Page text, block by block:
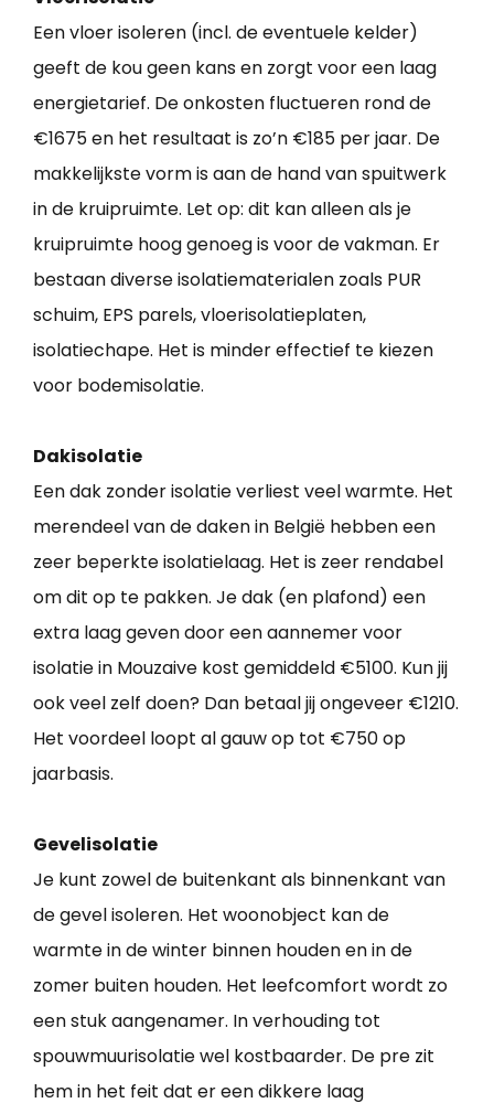
Een vloer isoleren (incl. de eventuele kelder)
geeft de kou geen kans en zorgt voor een laag
energietarief. De onkosten fluctueren rond de
€1675 en het resultaat is zo’n €185 per jaar. De
makkelijkste vorm is aan de hand van spuitwerk
in de kruipruimte. Let op: dit kan alleen als je
kruipruimte hoog genoeg is voor de vakman. Er
bestaan diverse isolatiematerialen zoals PUR
schuim, EPS parels, vloerisolatieplaten,
isolatiechape. Het is minder effectief te kiezen
voor bodemisolatie.
Dakisolatie
Een dak zonder isolatie verliest veel warmte. Het
merendeel van de daken in België hebben een
zeer beperkte isolatielaag. Het is zeer rendabel
om dit op te pakken. Je dak (en plafond) een
extra laag geven door een aannemer voor
isolatie in Mouzaive kost gemiddeld €5100. Kun jij
ook veel zelf doen? Dan betaal jij ongeveer €1210.
Het voordeel loopt al gauw op tot €750 op
jaarbasis.
Gevelisolatie
Je kunt zowel de buitenkant als binnenkant van
de gevel isoleren. Het woonobject kan de
warmte in de winter binnen houden en in de
zomer buiten houden. Het leefcomfort wordt zo
een stuk aangenamer. In verhouding tot
spouwmuurisolatie wel kostbaarder. De pre zit
hem in het feit dat er een dikkere laag